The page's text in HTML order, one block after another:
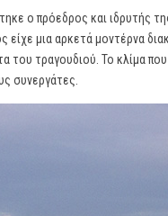
ο πρόεδρος και ιδρυτής
μια αρκετά μοντέρνα
του τραγουδιού. Το κλίμα
συνεργάτες.